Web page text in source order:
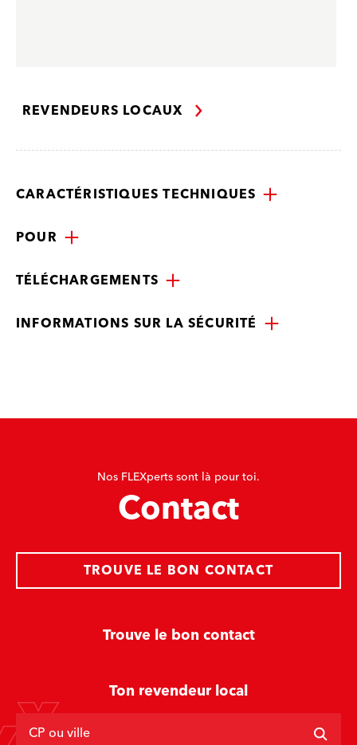
REVENDEURS LOCAUX
CARACTÉRISTIQUES TECHNIQUES
POUR
TÉLÉCHARGEMENTS
INFORMATIONS SUR LA SÉCURITÉ
Nos FLEXperts sont là pour toi.
Contact
Trouve le bon contact
TROUVE LE BON CONTACT
Ton revendeur local
CP ou ville